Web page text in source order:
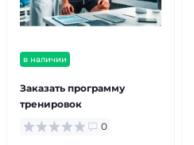
в наличии
Заказать программу
тренировок
0